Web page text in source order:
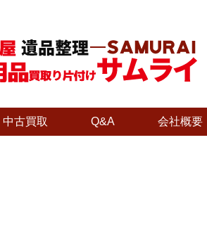
中古買取 Q&A 会社概要